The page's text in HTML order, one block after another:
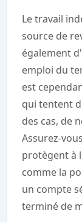
Le travail
source de
également
emploi du
est
qui tentent
des cas, de
Assurez-
protègent à
comme la
un compte
terminé de